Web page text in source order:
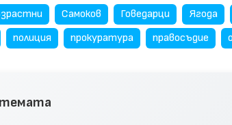
Самоков Говедарци Ягода
полиция прокуратура правосъдие